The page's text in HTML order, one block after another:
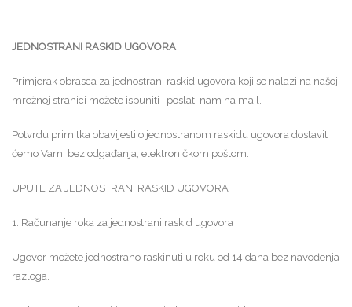
JEDNOSTRANI RASKID UGOVORA
Primjerak obrasca za jednostrani raskid ugovora koji se nalazi na našoj
mrežnoj stranici možete ispuniti i poslati nam na mail.
Potvrdu primitka obavijesti o jednostranom raskidu ugovora dostavit
ćemo Vam, bez odgađanja, elektroničkom poštom.
UPUTE ZA JEDNOSTRANI RASKID UGOVORA
1. Računanje roka za jednostrani raskid ugovora
Ugovor možete jednostrano raskinuti u roku od 14 dana bez navođenja
razloga.